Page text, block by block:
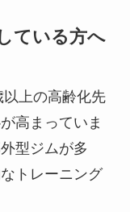
ている方へ
上の高齢化先
高まっていま
型ジムが多
トレーニング